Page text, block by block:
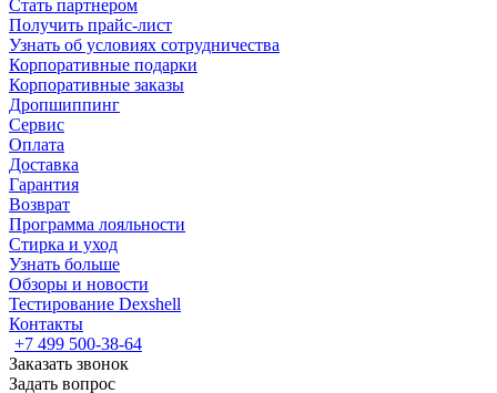
Стать партнером
Получить прайс-лист
Узнать об условиях сотрудничества
Корпоративные подарки
Корпоративные заказы
Дропшиппинг
Сервис
Оплата
Доставка
Гарантия
Возврат
Программа лояльности
Стирка и уход
Узнать больше
Обзоры и новости
Тестирование Dexshell
Контакты
+7 499 500-38-64
Заказать звонок
Задать вопрос